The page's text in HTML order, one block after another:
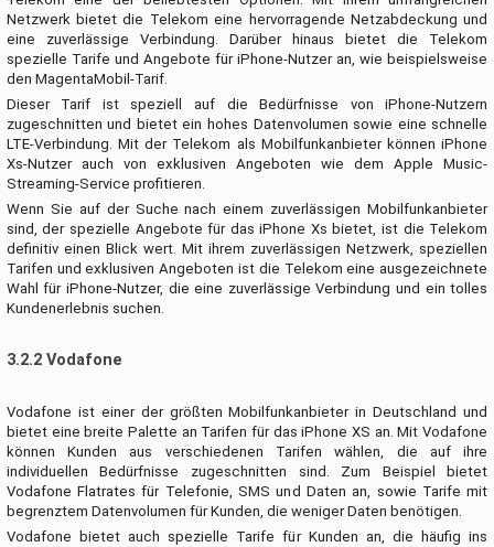
Netzwerk bietet die Telekom eine hervorragende Netzabdeckung und
eine zuverlässige Verbindung. Darüber hinaus bietet die Telekom
spezielle Tarife und Angebote für iPhone-Nutzer an, wie beispielsweise
den MagentaMobil-Tarif.
Dieser Tarif ist speziell auf die Bedürfnisse von iPhone-Nutzern
zugeschnitten und bietet ein hohes Datenvolumen sowie eine schnelle
LTE-Verbindung. Mit der Telekom als Mobilfunkanbieter können iPhone
Xs-Nutzer auch von exklusiven Angeboten wie dem Apple Music-
Streaming-Service profitieren.
Wenn Sie auf der Suche nach einem zuverlässigen Mobilfunkanbieter
sind, der spezielle Angebote für das iPhone Xs bietet, ist die Telekom
definitiv einen Blick wert. Mit ihrem zuverlässigen Netzwerk, speziellen
Tarifen und exklusiven Angeboten ist die Telekom eine ausgezeichnete
Wahl für iPhone-Nutzer, die eine zuverlässige Verbindung und ein tolles
Kundenerlebnis suchen.
3.2.2 Vodafone
Vodafone ist einer der größten Mobilfunkanbieter in Deutschland und
bietet eine breite Palette an Tarifen für das iPhone XS an. Mit Vodafone
können Kunden aus verschiedenen Tarifen wählen, die auf ihre
individuellen Bedürfnisse zugeschnitten sind. Zum Beispiel bietet
Vodafone Flatrates für Telefonie, SMS und Daten an, sowie Tarife mit
begrenztem Datenvolumen für Kunden, die weniger Daten benötigen.
Vodafone bietet auch spezielle Tarife für Kunden an, die häufig ins